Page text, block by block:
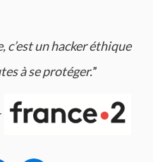
c’est un hacker éthique
à se protéger.”